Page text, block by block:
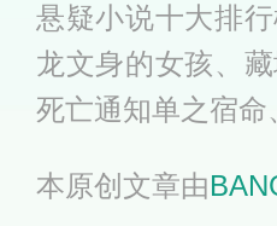
悬疑小说十大排
龙文身的女孩、
死亡通知单之宿
本原创文章由